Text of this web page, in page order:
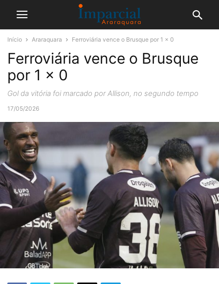
Início Araraquara Ferroviária vence o Brusque por 1 x 0
Ferroviária vence o Brusque
por 1 x 0
Gol da vitória foi marcado por Allison, no segundo tempo
17/05/2026